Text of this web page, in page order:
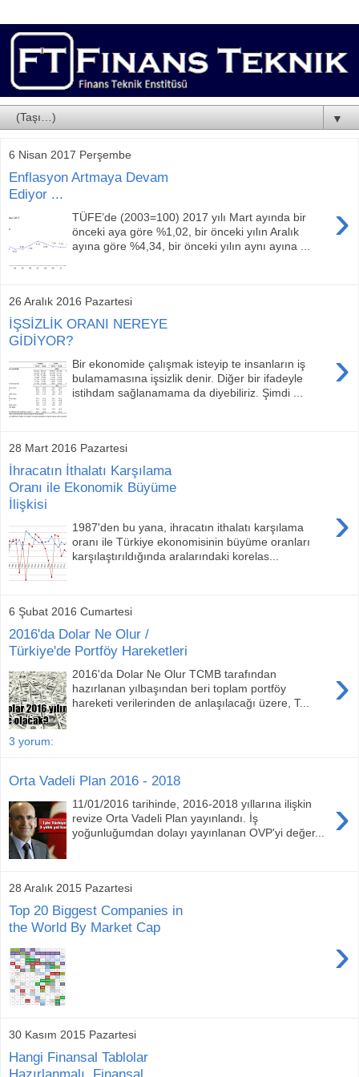
▼
6 Nisan 2017 Perşembe
Enflasyon Artmaya Devam
Ediyor ...
›
TÜFE’de (2003=100) 2017 yılı Mart ayında bir
önceki aya göre %1,02, bir önceki yılın Aralık
ayına göre %4,34, bir önceki yılın aynı ayına ...
26 Aralık 2016 Pazartesi
İŞSİZLİK ORANI NEREYE
GİDİYOR?
›
Bir ekonomide çalışmak isteyip te insanların iş
bulamamasına işsizlik denir. Diğer bir ifadeyle
istihdam sağlanamama da diyebiliriz. Şimdi ...
28 Mart 2016 Pazartesi
İhracatın İthalatı Karşılama
Oranı ile Ekonomik Büyüme
İlişkisi
›
1987'den bu yana, ihracatın ithalatı karşılama
oranı ile Türkiye ekonomisinin büyüme oranları
karşılaştırıldığında aralarındaki korelas...
6 Şubat 2016 Cumartesi
2016'da Dolar Ne Olur /
Türkiye'de Portföy Hareketleri
›
2016'da Dolar Ne Olur TCMB tarafından
hazırlanan yılbaşından beri toplam portföy
hareketi verilerinden de anlaşılacağı üzere, T...
3 yorum:
Orta Vadeli Plan 2016 - 2018
›
11/01/2016 tarihinde, 2016-2018 yıllarına ilişkin
revize Orta Vadeli Plan yayınlandı. İş
yoğunluğumdan dolayı yayınlanan OVP'yi değer...
28 Aralık 2015 Pazartesi
Top 20 Biggest Companies in
the World By Market Cap
›
30 Kasım 2015 Pazartesi
Hangi Finansal Tablolar